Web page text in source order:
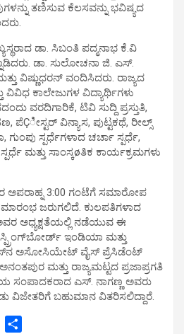
ತಣಿಸುವ ಕೆಲಸವನ್ನು ಭವಿಷ್ಯದ
ಡಾ. ಸಿಬಂತಿ ಪದ್ಮನಾಭ ಕೆ.ವಿ
ಡಾ. ಸುಲೋಚನಾ ಜಿ. ಎಸ್.
ವಿಷ್ಣುಧರನ್ ವಂದಿಸಿದರು. ರಾಜ್ಯದ
ಕಾಲೇಜುಗಳ ವಿದ್ಯಾರ್ಥಿಗಳು
ವರದಿಗಾರಿಕೆ, ಟಿವಿ ಸುದ್ದಿ ಪ್ರಸ್ತುತಿ,
ವಿನ್ಯಾಸ, ಪುಟ್ಟಕಥೆ, ರೀಲ್ಸ್
ಸ್ಪರ್ಧೆಗಳಾದ ಚರ್ಚಾ ಸ್ಪರ್ಧೆ,
ಸ್ಪರ್ಧೆ ಮತ್ತು ಸಾಂಸ್ಕøತಿಕ ಕಾರ್ಯಕ್ರಮಗಳು
ಅಪರಾಹ್ನ 3:00 ಗಂಟೆಗೆ ಸಮಾರೋಪ
ಜರುಗಲಿದೆ. ಕುಲಪತಿಗಳಾದ
ಅಧ್ಯಕ್ಷತೆಯಲ್ಲಿ ನಡೆಯುವ ಈ
ಇಂಡಿಯಾ ಮತ್ತು
ಅಸೋಸಿಯೇಟ್ ವೈಸ್ ಪ್ರೆಸಿಡೆಂಟ್
ಮತ್ತು ರಾಜ್ಯಮಟ್ಟದ ಪ್ರಜಾಪ್ರಗತಿ
ಸಂಪಾದಕರಾದ ಎಸ್. ನಾಗಣ್ಣ ಅವರು
ವಿಜೇತರಿಗೆ ಬಹುಮಾನ ವಿತರಿಸಲಿದ್ದಾರೆ.